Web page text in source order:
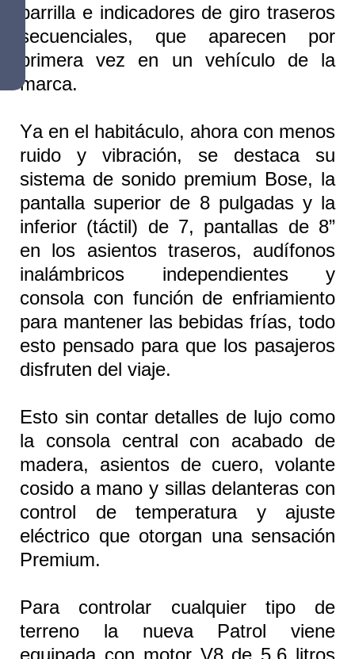
parrilla e indicadores de giro traseros
secuenciales, que aparecen por
primera vez en un vehículo de la
marca.
Ya en el habitáculo, ahora con menos
ruido y vibración, se destaca su
sistema de sonido premium Bose, la
pantalla superior de 8 pulgadas y la
inferior (táctil) de 7, pantallas de 8”
en los asientos traseros, audífonos
inalámbricos independientes y
consola con función de enfriamiento
para mantener las bebidas frías, todo
esto pensado para que los pasajeros
disfruten del viaje.
Esto sin contar detalles de lujo como
la consola central con acabado de
madera, asientos de cuero, volante
cosido a mano y sillas delanteras con
control de temperatura y ajuste
eléctrico que otorgan una sensación
Premium.
Para controlar cualquier tipo de
terreno la nueva Patrol viene
equipada con motor V8 de 5.6 litros